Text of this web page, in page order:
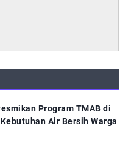
Program TMAB di
Air Bersih Warga